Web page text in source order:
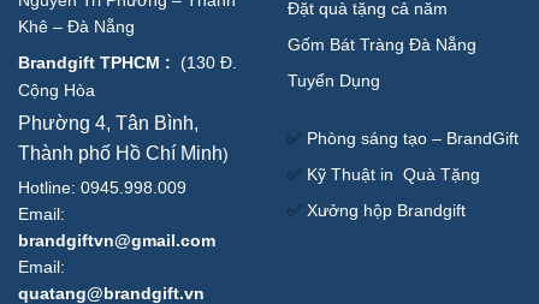
Khê – Đà Nẵng
Brandgift TPHCM : (130 Đ.
Cộng Hòa
Phường 4, Tân Bình,
Thành phố Hồ Chí Minh)
Hotline: 0945.998.009
Email:
brandgiftvn@gmail.com
Email:
quatang@brandgift.vn
Đặt quà tặng cả năm
Gốm Bát Tràng Đà Nẵng
Tuyển Dụng
✅ Phòng sáng tạo – BrandGift
✅ Kỹ Thuật in Quà Tặng
✅ Xưởng hộp Brandgift